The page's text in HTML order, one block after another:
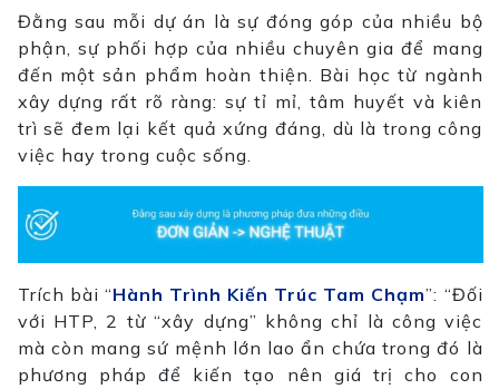
Đằng sau mỗi dự án là sự đóng góp của nhiều bộ
phận, sự phối hợp của nhiều chuyên gia để mang
đến một sản phẩm hoàn thiện. Bài học từ ngành
xây dựng rất rõ ràng: sự tỉ mỉ, tâm huyết và kiên
trì sẽ đem lại kết quả xứng đáng, dù là trong công
việc hay trong cuộc sống.
Trích bài “Hành Trình Kiến Trúc Tam Chạm”: “Đối
với HTP, 2 từ “xây dựng” không chỉ là công việc
mà còn mang sứ mệnh lớn lao ẩn chứa trong đó là
phương pháp để kiến tạo nên giá trị cho con